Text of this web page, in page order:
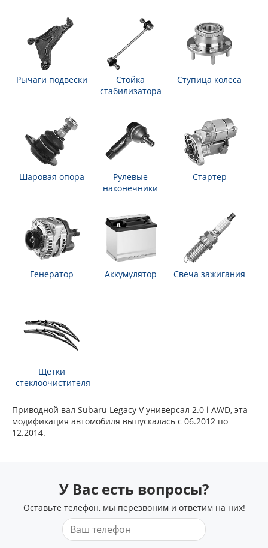
Рычаги подвески
Стойка
стабилизатора
Ступица колеса
Шаровая опора
Рулевые
наконечники
Стартер
Генератор Аккумулятор Свеча зажигания
Щетки
стеклоочистителя
Приводной вал Subaru Legacy V универсал 2.0 i AWD, эта
модификация автомобиля выпускалась с 06.2012 по
12.2014.
У Вас есть вопросы?
Оставьте телефон, мы перезвоним и ответим на них!